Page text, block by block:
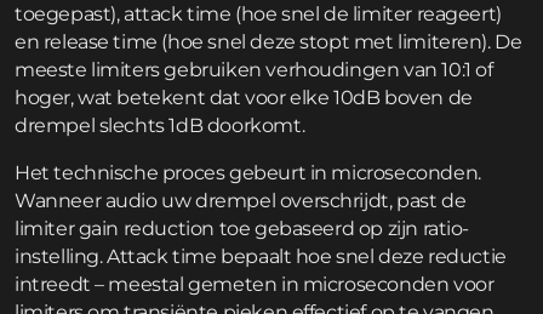
toegepast), attack time (hoe snel de limiter reageert)
en release time (hoe snel deze stopt met limiteren). De
meeste limiters gebruiken verhoudingen van 10:1 of
hoger, wat betekent dat voor elke 10dB boven de
drempel slechts 1dB doorkomt.
Het technische proces gebeurt in microseconden.
Wanneer audio uw drempel overschrijdt, past de
limiter gain reduction toe gebaseerd op zijn ratio-
instelling. Attack time bepaalt hoe snel deze reductie
intreedt – meestal gemeten in microseconden voor